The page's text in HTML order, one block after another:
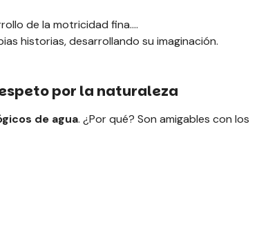
de la motricidad fina.
historias, desarrollando su imaginación.
por la naturaleza
de agua. ¿Por qué? Son amigables con los